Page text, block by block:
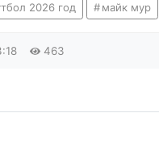
2026 год майк мур
463